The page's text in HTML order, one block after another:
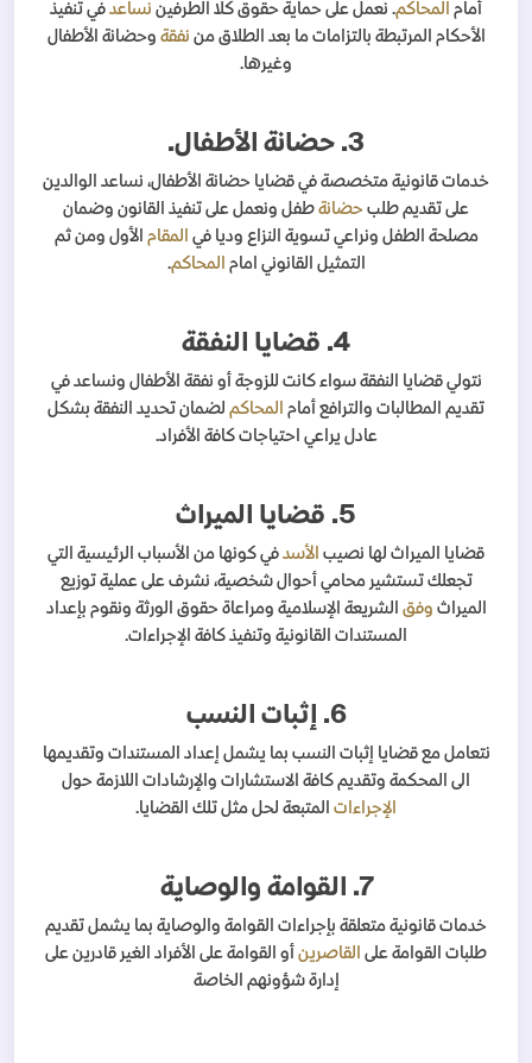
أمام المحاكم. نعمل على حماية حقوق كلا الطرفين نساعد في تنفيذ
الأحكام المرتبطة بالتزامات ما بعد الطلاق من نفقة وحضانة الأطفال
وغيرها.
3. حضانة الأطفال.
خدمات قانونية متخصصة في قضايا حضانة الأطفال، نساعد الوالدين
على تقديم طلب حضانة طفل ونعمل على تنفيذ القانون وضمان
مصلحة الطفل ونراعي تسوية النزاع وديا في المقام الأول ومن ثم
التمثيل القانوني امام المحاكم.
4. قضايا النفقة
نتولي قضايا النفقة سواء كانت للزوجة أو نفقة الأطفال ونساعد في
تقديم المطالبات والترافع أمام المحاكم لضمان تحديد النفقة بشكل
عادل يراعي احتياجات كافة الأفراد.
5. قضايا الميراث
قضايا الميراث لها نصيب الأسد في كونها من الأسباب الرئيسية التي
تجعلك تستشير محامي أحوال شخصية، نشرف على عملية توزيع
الميراث وفق الشريعة الإسلامية ومراعاة حقوق الورثة ونقوم بإعداد
المستندات القانونية وتنفيذ كافة الإجراءات.
6. إثبات النسب
نتعامل مع قضايا إثبات النسب بما يشمل إعداد المستندات وتقديمها
الى المحكمة وتقديم كافة الاستشارات والإرشادات اللازمة حول
الإجراءات المتبعة لحل مثل تلك القضايا.
7. القوامة والوصاية
خدمات قانونية متعلقة بإجراءات القوامة والوصاية بما يشمل تقديم
طلبات القوامة على القاصرين أو القوامة على الأفراد الغير قادرين على
إدارة شؤونهم الخاصة